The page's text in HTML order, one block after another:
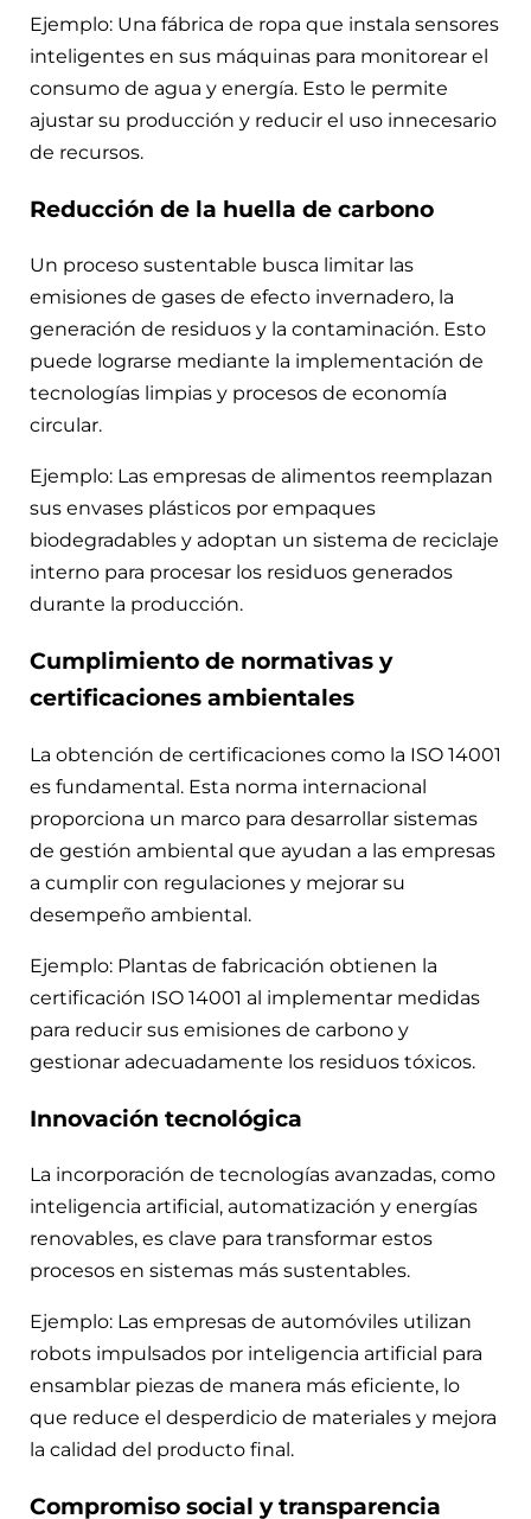
Ejemplo: Una fábrica de ropa que instala sensores
inteligentes en sus máquinas para monitorear el
consumo de agua y energía. Esto le permite
ajustar su producción y reducir el uso innecesario
de recursos.
Reducción de la huella de carbono
Un proceso sustentable busca limitar las
emisiones de gases de efecto invernadero, la
generación de residuos y la contaminación. Esto
puede lograrse mediante la implementación de
tecnologías limpias y procesos de economía
circular.
Ejemplo: Las empresas de alimentos reemplazan
sus envases plásticos por empaques
biodegradables y adoptan un sistema de reciclaje
interno para procesar los residuos generados
durante la producción.
Cumplimiento de normativas y
certificaciones ambientales
La obtención de certificaciones como la ISO 14001
es fundamental. Esta norma internacional
proporciona un marco para desarrollar sistemas
de gestión ambiental que ayudan a las empresas
a cumplir con regulaciones y mejorar su
desempeño ambiental.
Ejemplo: Plantas de fabricación obtienen la
certificación ISO 14001 al implementar medidas
para reducir sus emisiones de carbono y
gestionar adecuadamente los residuos tóxicos.
Innovación tecnológica
La incorporación de tecnologías avanzadas, como
inteligencia artificial, automatización y energías
renovables, es clave para transformar estos
procesos en sistemas más sustentables.
Ejemplo: Las empresas de automóviles utilizan
robots impulsados por inteligencia artificial para
ensamblar piezas de manera más eficiente, lo
que reduce el desperdicio de materiales y mejora
la calidad del producto final.
Compromiso social y transparencia